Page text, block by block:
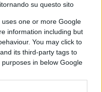
su questo sito
one or more Google
information including but
You may click to
its third-party tags to
in below Google